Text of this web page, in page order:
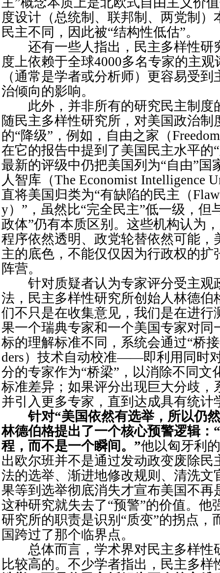
度设计（总统制、联邦制、两党制）
民主不同，因此被“结构性低估”。
还有一些人指出，民主多样性研
度上依赖于全球4000多名专家的主
（通常是学者或分析师）更容易受
治倾向的影响。
此外，并非所有的研究民主制度
随民主多样性研究所，对美国政治制
的“降级”，例如，自由之家（
在它的报告中提到了美国民主水平的
最新的评级中仍把美国列为“自由”国
人智库（The Economist Intelligence
直将美国归类为“有缺陷的民主（
y）”，虽然比“完全民主”低一级，但
政体”仍有本质区别。这些机构认为
程序依然透明、政党轮替依然可能，
主的底色，不能仅仅因为行政权的扩
阵营。
针对质疑者认为专家评分受主观
法，民主多样性研究所创始人林德伯
们不只是在收集意见，我们是在进行
果一个瑞典专家和一个美国专家对同
标的理解标准不同，系统会通过“桥
ders）技术自动校准——即利用同时
分的专家作为“桥梁”，以消除不同文
标准差异；如果评分出现巨大分歧，
并引入更多专家，直到达成具有统计
针对“美国依然有选举，所以仍
林德伯格提出了一个核心预警逻辑：
程，而不是一个瞬间。”他以匈牙利
出欧尔班并不是通过发动政变废除民
法的选举、渐进地修改规则、清洗文
果等到选举彻底消失才宣布美国不再
这种研究就失去了“预警”的价值。他
研究所的职责是识别“质变”的拐点，
国跨过了那个临界点。
总体而言，学术界对民主多样性
比较高的。不少学者指出，民主多样